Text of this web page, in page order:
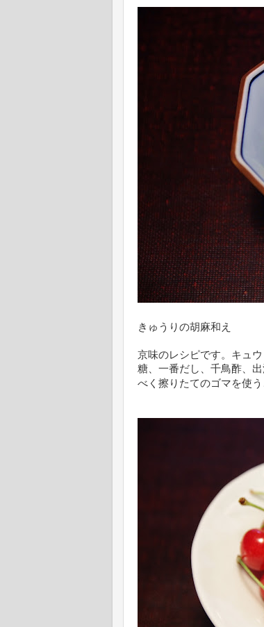
きゅうりの胡麻和え
京味のレシピです。キュ
糖、一番だし、千鳥酢、
べく擦りたてのゴマを使